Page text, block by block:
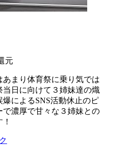
元
まり体育祭に乗り気では
日に向けて３姉妹達の熾
によるSNS活動休止のピ
で濃厚で甘々な３姉妹との